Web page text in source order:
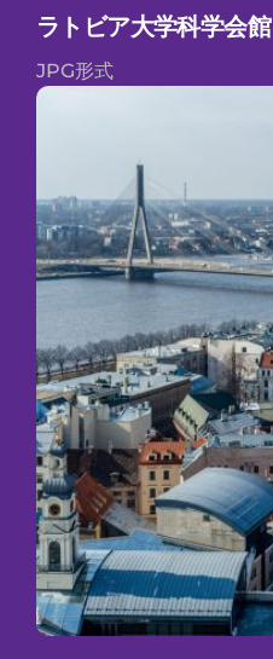
ラトビア大学科学会館
JPG形式